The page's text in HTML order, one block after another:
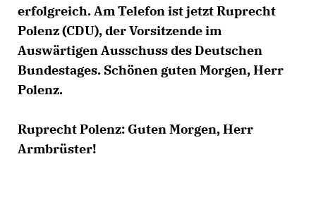
erfolgreich. Am Telefon ist jetzt Ruprecht
Polenz (CDU), der Vorsitzende im
Auswärtigen Ausschuss des Deutschen
Bundestages. Schönen guten Morgen, Herr
Polenz.
Ruprecht Polenz: Guten Morgen, Herr
Armbrüster!